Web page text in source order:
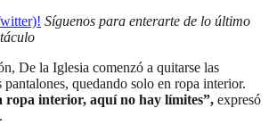
Síguenos para enterarte de lo último
De la Iglesia comenzó a quitarse las
quedando solo en ropa interior.
ropa interior, aquí no hay límites”, expresó